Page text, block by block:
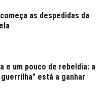
as despedidas da
e um pouco de rebeldia: a
está a ganhar